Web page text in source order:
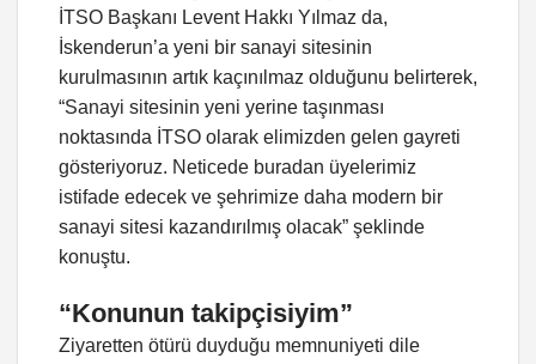
İTSO Başkanı Levent Hakkı Yılmaz da,
İskenderun’a yeni bir sanayi sitesinin
kurulmasının artık kaçınılmaz olduğunu belirterek,
“Sanayi sitesinin yeni yerine taşınması
noktasında İTSO olarak elimizden gelen gayreti
gösteriyoruz. Neticede buradan üyelerimiz
istifade edecek ve şehrimize daha modern bir
sanayi sitesi kazandırılmış olacak” şeklinde
konuştu.
“Konunun takipçisiyim”
Ziyaretten ötürü duyduğu memnuniyeti dile